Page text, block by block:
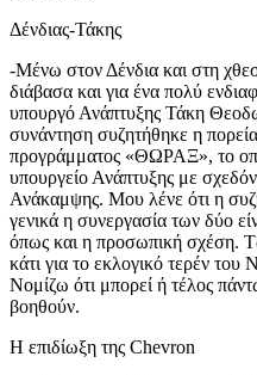
Δένδιας-Τάκης
-Μένω στον Δένδια και στη
διάβασα και για ένα πολύ
υπουργό Ανάπτυξης Τάκη
συνάντηση συζητήθηκε η
προγράμματος «ΘΩΡΑΞ», το
υπουργείο Ανάπτυξης με
Ανάκαμψης. Μου λένε ότι η
γενικά η συνεργασία των δύο
όπως και η προσωπική σχέση.
κάτι για το εκλογικό τερέν
Νομίζω ότι μπορεί ή τέλος
βοηθούν.
Η επιδίωξη της Chevron